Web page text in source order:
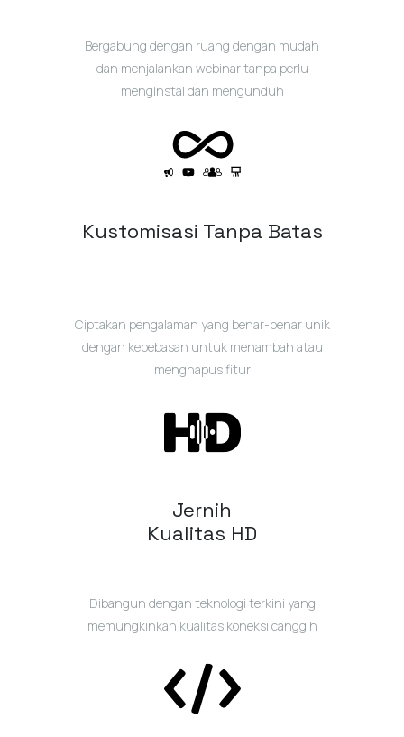
Bergabung dengan ruang dengan mudah
dan menjalankan webinar tanpa perlu
menginstal dan mengunduh
Kustomisasi Tanpa Batas
Ciptakan pengalaman yang benar-benar unik
dengan kebebasan untuk menambah atau
menghapus fitur
Jernih
Kualitas HD
Dibangun dengan teknologi terkini yang
memungkinkan kualitas koneksi canggih